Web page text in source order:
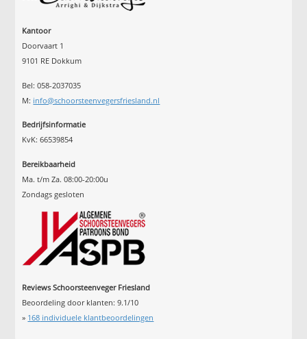
Kantoor
Doorvaart 1
9101 RE Dokkum
Bel: 058-2037035
M: info@schoorsteenvegersfriesland.nl
Bedrijfsinformatie
KvK: 66539854
Bereikbaarheid
Ma. t/m Za. 08:00-20:00u
Zondags gesloten
Reviews Schoorsteenveger Friesland
Beoordeling door klanten:9.1/10
» 168 individuele klantbeoordelingen